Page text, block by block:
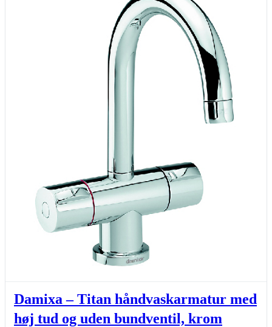
Damixa – Titan håndvaskarmatur med
høj tud og uden bundventil, krom